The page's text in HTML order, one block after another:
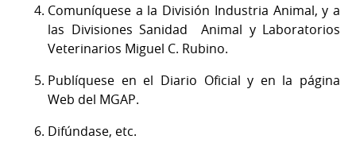
Comuníquese a la División Industria Animal, y a
las Divisiones Sanidad Animal y Laboratorios
Veterinarios Miguel C. Rubino.
Publíquese en el Diario Oficial y en la página
Web del MGAP.
Difúndase, etc.